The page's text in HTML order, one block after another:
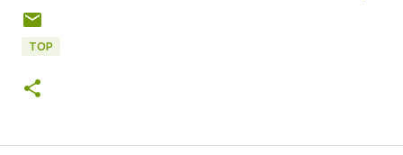
TOP